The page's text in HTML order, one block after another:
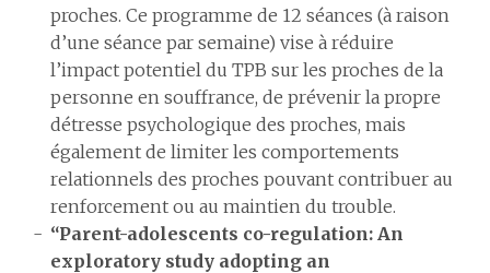
proches. Ce programme de 12 séances (à raison
d’une séance par semaine) vise à réduire
l’impact potentiel du TPB sur les proches de la
personne en souffrance, de prévenir la propre
détresse psychologique des proches, mais
également de limiter les comportements
relationnels des proches pouvant contribuer au
renforcement ou au maintien du trouble.
“Parent-adolescents co-regulation: An
exploratory study adopting an